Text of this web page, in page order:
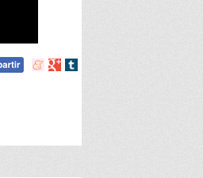
Compartir
Compartir
Compartir